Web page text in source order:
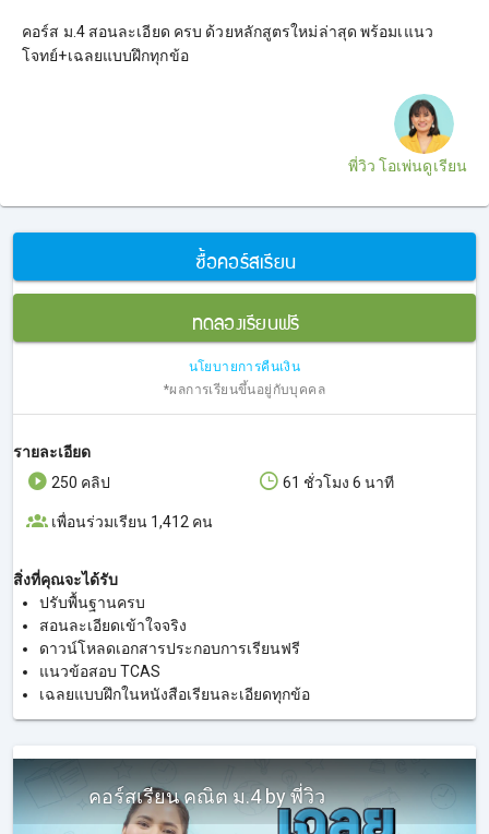
คอร์ส ม.4 สอนละเอียด ครบ ด้วยหลักสูตรใหม่ล่าสุด พร้อมเแนว
โจทย์+เฉลยแบบฝึกทุกข้อ
พี่วิว โอเพ่นดูเรียน
ซื้อคอร์สเรียน
ทดลองเรียนฟรี
นโยบายการคืนเงิน
*ผลการเรียนขึ้นอยู่กับบุคคล
รายละเอียด
250 คลิป
61 ชั่วโมง 6 นาที
เพื่อนร่วมเรียน 1,412 คน
สิ่งที่คุณจะได้รับ
ปรับพื้นฐานครบ
สอนละเอียดเข้าใจจริง
ดาวน์โหลดเอกสารประกอบการเรียนฟรี
แนวข้อสอบ TCAS
เฉลยแบบฝึกในหนังสือเรียนละเอียดทุกข้อ
คอร์สเรียน คณิต ม.4 by พี่วิว